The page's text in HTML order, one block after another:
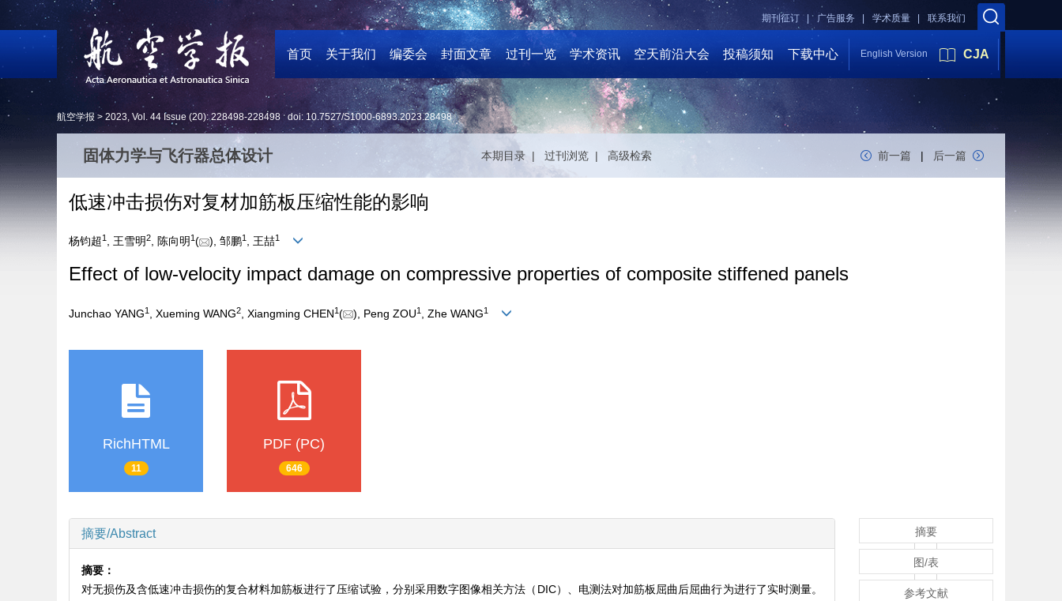
联系我们
学术质量 |
广告服务 |
期刊征订 |
首页 关于我们 编委会 封面文章 过刊一览 学术资讯 空天前沿大会 投稿须知 下载中心 English Version CJA
航空学报 > 2023, Vol. 44 Issue (20): 228498-228498 doi: 10.7527/S1000-6893.2023.28498
固体力学与飞行器总体设计 本期目录 | 过刊浏览 | 高级检索 前一篇 | 后一篇
低速冲击损伤对复材加筋板压缩性能的影响
杨钧超1 , 王雪明2, 陈向明 1( ), 邹鹏1 , 王喆1
Effect of low-velocity impact damage on compressive properties of composite stiffened panels
Junchao YANG1 , Xueming WANG2 , Xiangming CHEN1( ), Peng ZOU1 , Zhe WANG1
RichHTML
11
PDF (PC)
646
摘要/Abstract
摘要：
对无损伤及含低速冲击损伤的复合材料加筋板进行了压缩试验，分别采用数字图像相关方法（DIC）、电测法对加筋板屈曲后屈曲行为进行了实时测量。
摘要
图/表
参考文献